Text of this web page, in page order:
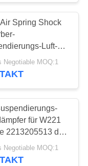
in
92
Spring Shock
Luft-
Negotiable MOQ:1
für W221
2213205513 der
S
Negotiable MOQ:1